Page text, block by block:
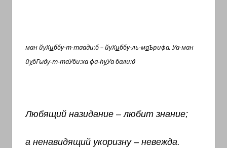
ман йуХиббу-т-таади:б – йуХиббу-ль-маЪрифа, Уа-ман
йубГыду-т-таУби:ха фа-hуУа бали:д
Любящий назидание – любит знание;
а ненавидящий укоризну – невежда.